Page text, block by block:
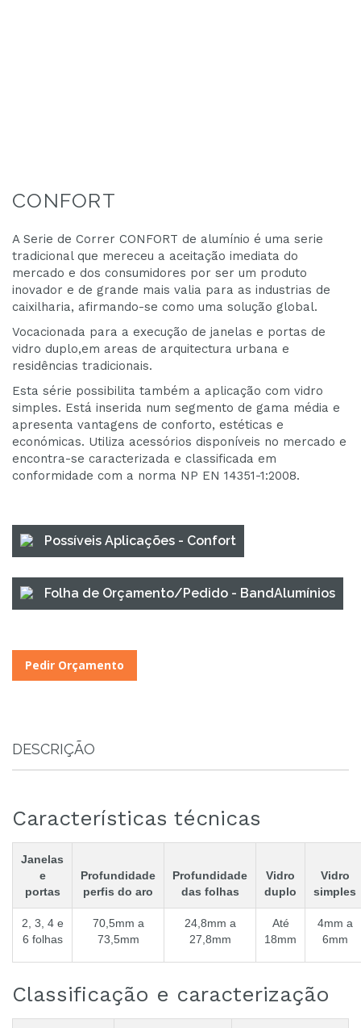
CONFORT
A Serie de Correr CONFORT de alumínio é uma serie
tradicional que mereceu a aceitação imediata do
mercado e dos consumidores por ser um produto
inovador e de grande mais valia para as industrias de
caixilharia, afirmando-se como uma solução global.
Vocacionada para a execução de janelas e portas de
vidro duplo,em areas de arquitectura urbana e
residências tradicionais.
Esta série possibilita também a aplicação com vidro
simples. Está inserida num segmento de gama média e
apresenta vantagens de conforto, estéticas e
económicas. Utiliza acessórios disponíveis no mercado e
encontra-se caracterizada e classificada em
conformidade com a norma NP EN 14351-1:2008.
Possíveis Aplicações - Confort
Folha de Orçamento/Pedido - BandAlumínios
Pedir Orçamento
para
o
da
galeria
de
imagens
DESCRIÇÃO
Características técnicas
Janelas
e
portas
Profundidade
perfis do aro
Profundidade
das folhas
Vidro
duplo
Vidro
simples
2, 3, 4 e
6 folhas
70,5mm a
73,5mm
24,8mm a
27,8mm
Até
18mm
4mm a
6mm
Classificação e caracterização